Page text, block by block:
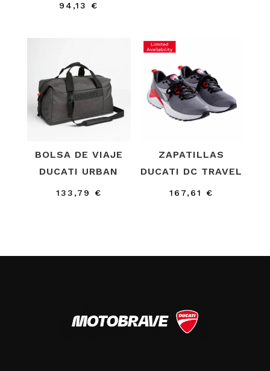
94,13 €
BOLSA DE VIAJE
DUCATI URBAN
133,79 €
ZAPATILLAS
DUCATI DC TRAVEL
167,61 €